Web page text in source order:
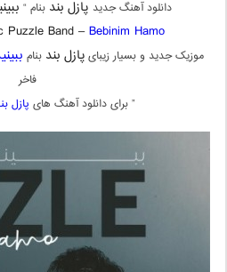
دانلود آهنگ جدید پازل بند بنام “
Puzzle Band –Bebinim Hamo
موزیک جدید و بسیار زیبایپازل بند بنام
فاخر
” برای دانلود آهنگ های پازل